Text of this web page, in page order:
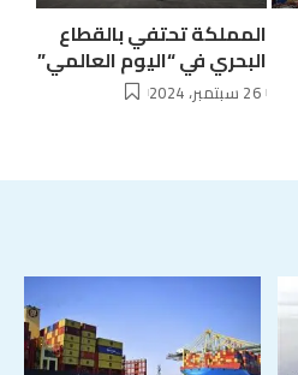
المملكة تحتفي بالقطاع
البحري في “اليوم العالمي”
26 سبتمبر، 2024